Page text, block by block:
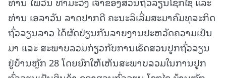
ທ່ານ ເອລາວັນ ລາດປາກດີ ຄະນະລິເລີ່ມສະມາຄົມທຸລະກິດ
ຖົ່ວລຽນລາວ ໄດ້ຜັດປ່ຽນກັນລາຍງານປະຫວັດຄວາມເປັນ
ມາ ແລະ ສະພາບລວມກ່ຽວກັບການເຮັດສວນປູກຖົ່ວລຽນ
ຢູ່ບ້ານຫຼັກ 28 ໂດຍຍົກໃຫ້ເຫັນສະພາບລວມໃນການປູກ